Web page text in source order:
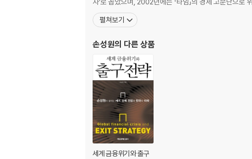
16. 새로운 패러다임 속 기업은 어떻게 대응할까
6부 저성장 속 개인의 투자 전략은
18. 주식시장과 경제의 미래
19. 금융시장의 승자와 패자
20. 이상적인 주식 포트폴리오
21. 주식시장이 향하는 곳
펼쳐보기
손성원의 다른 상품
세계 금융위기와 출구